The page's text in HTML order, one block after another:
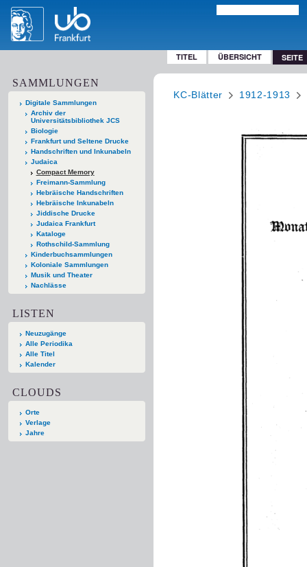
TITEL ÜBERSICHT SEITE
SAMMLUNGEN
Digitale Sammlungen
Archiv der
Universitätsbibliothek JCS
Biologie
Frankfurt und Seltene Drucke
Handschriften und Inkunabeln
Judaica
Compact Memory
Freimann-Sammlung
Hebräische Handschriften
Hebräische Inkunabeln
Jiddische Drucke
Judaica Frankfurt
Kataloge
Rothschild-Sammlung
Kinderbuchsammlungen
Koloniale Sammlungen
Musik und Theater
Nachlässe
LISTEN
Neuzugänge
Alle Periodika
Alle Titel
Kalender
CLOUDS
Orte
Verlage
Jahre
KC-Blätter 1912-1913